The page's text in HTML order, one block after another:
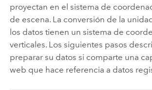
proyectan en el sistema de
de escena. La conversión de la
los datos tienen un sistema de
verticales. Los siguientes pasos
preparar su datos si comparte una
web que hace referencia a datos